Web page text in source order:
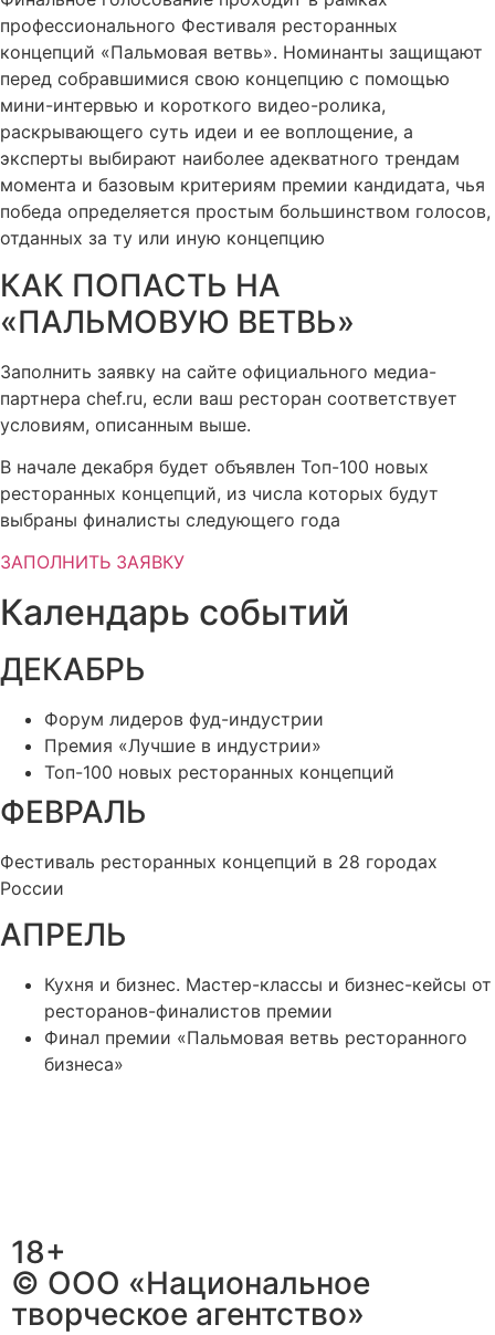
профессионального Фестиваля ресторанных
концепций «Пальмовая ветвь». Номинанты защищают
перед собравшимися свою концепцию с помощью
мини-интервью и короткого видео-ролика,
раскрывающего суть идеи и ее воплощение, а
эксперты выбирают наиболее адекватного трендам
момента и базовым критериям премии кандидата, чья
победа определяется простым большинством голосов,
отданных за ту или иную концепцию
КАК ПОПАСТЬ НА
«ПАЛЬМОВУЮ ВЕТВЬ»​
Заполнить заявку на сайте официального медиа-
партнера chef.ru, если ваш ресторан соответствует
условиям, описанным выше.
В начале декабря будет объявлен Топ-100 новых
ресторанных концепций, из числа которых будут
выбраны финалисты следующего года
ЗАПОЛНИТЬ ЗАЯВКУ
Календарь событий
ДЕКАБРЬ
Форум лидеров фуд-индустрии
Премия «Лучшие в индустрии»
Топ-100 новых ресторанных концепций
ФЕВРАЛЬ
Фестиваль ресторанных концепций в 28 городах
России
АПРЕЛЬ
Кухня и бизнес. Мастер-классы и бизнес-кейсы от
ресторанов-финалистов премии
Финал премии «Пальмовая ветвь ресторанного
бизнеса»
18+
© ООО «Национальное
творческое агентство»